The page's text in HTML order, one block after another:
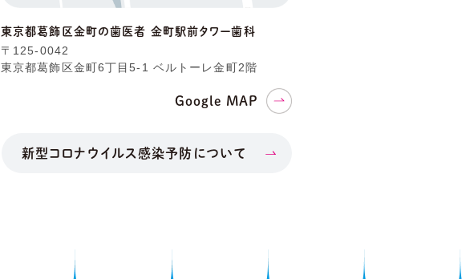
東京都葛飾区金町の歯医者 金町駅前タワー歯科
〒125-0042
東京都葛飾区金町6丁目5-1 ベルトーレ金町2階
Google MAP
新型コロナウイルス感染予防について